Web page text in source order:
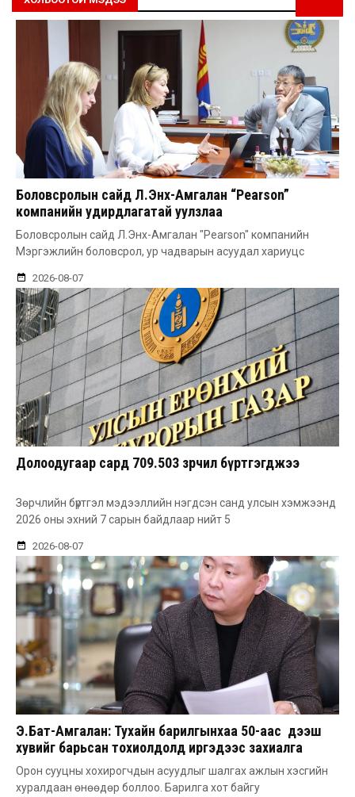
Боловсролын сайд Л.Энх-Амгалан “Pearson”
компанийн удирдлагатай уулзлаа
Боловсролын сайд Л.Энх-Амгалан "Pearson" компанийн
Мэргэжлийн боловсрол, ур чадварын асуудал хариуцс
2026-08-07
Долоодугаар сард 709.503 зөрчил бүртгэгджээ
Зөрчлийн бүртгэл мэдээллийн нэгдсэн санд улсын хэмжээнд
2026 оны эхний 7 сарын байдлаар нийт 5
2026-08-07
Э.Бат-Амгалан: Тухайн барилгынхаа 50-аас дээш
хувийг барьсан тохиолдолд иргэдээс захиалга
авдаг болгоно
Орон сууцны хохирогчдын асуудлыг шалгах ажлын хэсгийн
хуралдаан өнөөдөр боллоо. Барилга хот байгу